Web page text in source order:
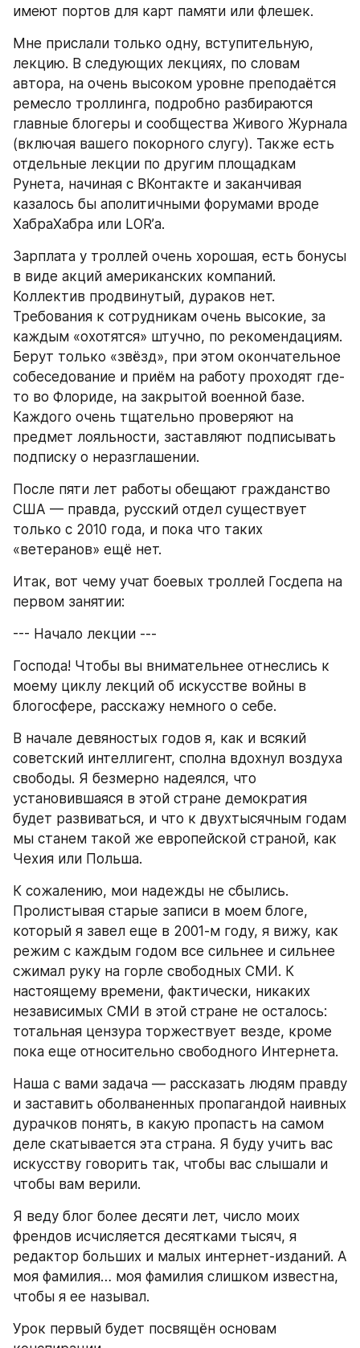
имеют портов для карт памяти или флешек.
Мне прислали только одну, вступительную,
лекцию. В следующих лекциях, по словам
автора, на очень высоком уровне преподаётся
ремесло троллинга, подробно разбираются
главные блогеры и сообщества Живого Журнала
(включая вашего покорного слугу). Также есть
отдельные лекции по другим площадкам
Рунета, начиная с ВКонтакте и заканчивая
казалось бы аполитичными форумами вроде
ХабраХабра или LOR’а.
Зарплата у троллей очень хорошая, есть бонусы
в виде акций американских компаний.
Коллектив продвинутый, дураков нет.
Требования к сотрудникам очень высокие, за
каждым «охотятся» штучно, по рекомендациям.
Берут только «звёзд», при этом окончательное
собеседование и приём на работу проходят где-
то во Флориде, на закрытой военной базе.
Каждого очень тщательно проверяют на
предмет лояльности, заставляют подписывать
подписку о неразглашении.
После пяти лет работы обещают гражданство
США — правда, русский отдел существует
только с 2010 года, и пока что таких
«ветеранов» ещё нет.
Итак, вот чему учат боевых троллей Госдепа на
первом занятии:
--- Начало лекции ---
Господа! Чтобы вы внимательнее отнеслись к
моему циклу лекций об искусстве войны в
блогосфере, расскажу немного о себе.
В начале девяностых годов я, как и всякий
советский интеллигент, сполна вдохнул воздуха
свободы. Я безмерно надеялся, что
установившаяся в этой стране демократия
будет развиваться, и что к двухтысячным годам
мы станем такой же европейской страной, как
Чехия или Польша.
К сожалению, мои надежды не сбылись.
Пролистывая старые записи в моем блоге,
который я завел еще в 2001-м году, я вижу, как
режим с каждым годом все сильнее и сильнее
сжимал руку на горле свободных СМИ. К
настоящему времени, фактически, никаких
независимых СМИ в этой стране не осталось:
тотальная цензура торжествует везде, кроме
пока еще относительно свободного Интернета.
Наша с вами задача — рассказать людям правду
и заставить оболваненных пропагандой наивных
дурачков понять, в какую пропасть на самом
деле скатывается эта страна. Я буду учить вас
искусству говорить так, чтобы вас слышали и
чтобы вам верили.
Я веду блог более десяти лет, число моих
френдов исчисляется десятками тысяч, я
редактор больших и малых интернет-изданий. А
моя фамилия… моя фамилия слишком известна,
чтобы я ее называл.
Урок первый будет посвящён основам